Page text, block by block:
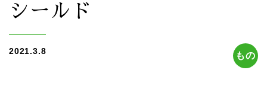
シールド
2021.3.8 もの